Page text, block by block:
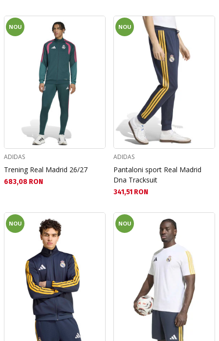
NOU
ADIDAS
Trening Real Madrid 26/27
Текуща цена:
683,08 RON
NOU
ADIDAS
Pantaloni sport Real Madrid
Dna Tracksuit
Текуща цена:
341,51 RON
NOU NOU